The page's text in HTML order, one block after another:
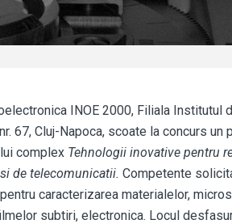
INOE 2000, Filiala Institutul
67, Cluj-Napoca, scoate la concurs
complex Tehnologii inovative pentru
de telecomunicatii. Competente
caracterizarea materialelor,
subtiri, electronica. Locul